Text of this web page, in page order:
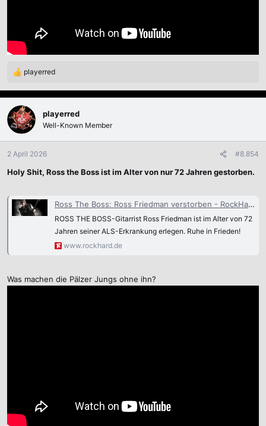
R
a
k
t
i
o
n
n
playerred
playerred
Well-Known Member
2 April 2026 #8.854
Holy Shit, Ross the Boss ist im Alter von nur 72 Jahren gestorben.
Ross The Boss: Ross Friedman verstorben - RockHard
ROSS THE BOSS-Gitarrist Ross Friedman ist im Alter von 72
Jahren seiner ALS-Erkrankung erlegen. Ruhe in Frieden!
www.rockhard.de
Was machen die Pälzer Jungs ohne ihn?